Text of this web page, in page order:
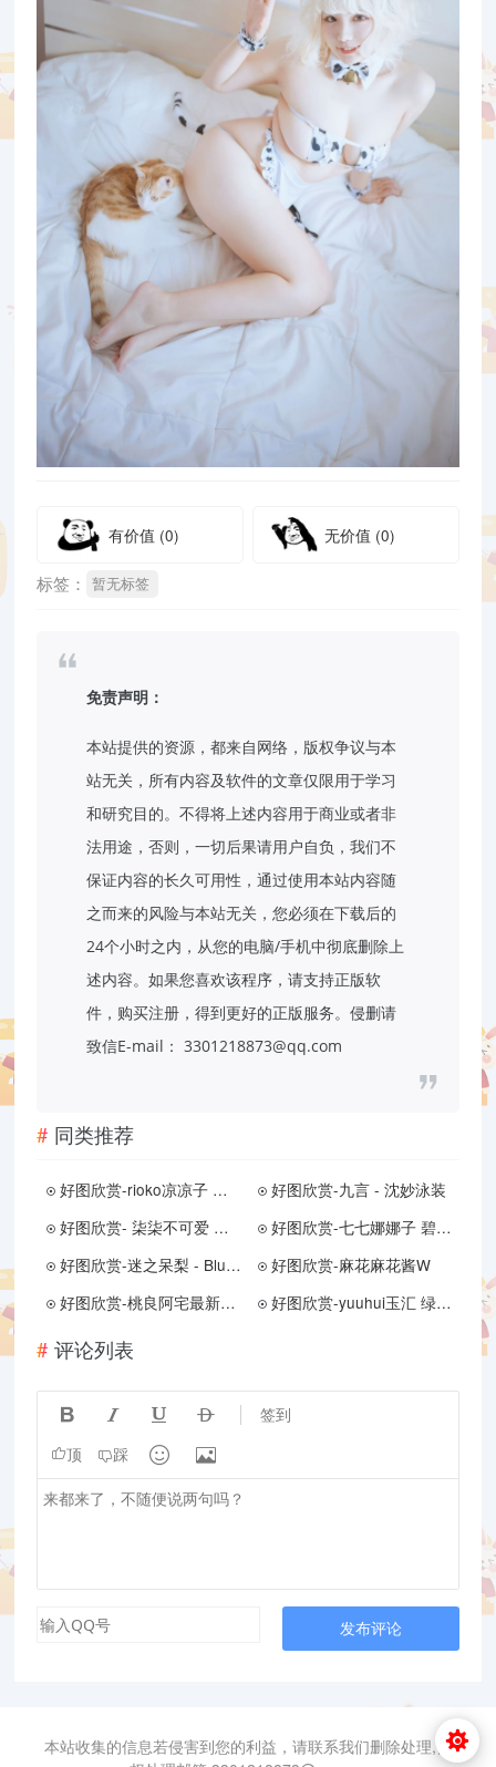
有价值 (0) 无价值 (0)
标签： 暂无标签
免责声明：
本站提供的资源，都来自网络，版权争议与本
站无关，所有内容及软件的文章仅限用于学习
和研究目的。不得将上述内容用于商业或者非
法用途，否则，一切后果请用户自负，我们不
保证内容的长久可用性，通过使用本站内容随
之而来的风险与本站无关，您必须在下载后的
24个小时之内，从您的电脑/手机中彻底删除上
述内容。如果您喜欢该程序，请支持正版软
件，购买注册，得到更好的正版服务。侵删请
致信E-mail： 3301218873@qq.com
同类推荐
好图欣赏-rioko凉凉子 碧蓝航线 信浓 旗袍 相融一梦
好图欣赏-九言 - 沈妙泳装
好图欣赏- 柒柒不可爱 礁石海岸
好图欣赏-七七娜娜子 碧蓝航线 光荣新春
好图欣赏-迷之呆梨 - Blue蓝色
好图欣赏-麻花麻花酱W
好图欣赏-桃良阿宅最新作品《危机》部分内容
好图欣赏-yuuhui玉汇 绿意盎然
评论列表
    签到
顶 踩  
发布评论
本站收集的信息若侵害到您的利益，请联系我们删除处理,侵